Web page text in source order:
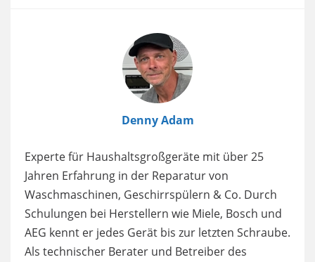
Denny Adam
Experte für Haushaltsgroßgeräte mit über 25
Jahren Erfahrung in der Reparatur von
Waschmaschinen, Geschirrspülern & Co. Durch
Schulungen bei Herstellern wie Miele, Bosch und
AEG kennt er jedes Gerät bis zur letzten Schraube.
Als technischer Berater und Betreiber des